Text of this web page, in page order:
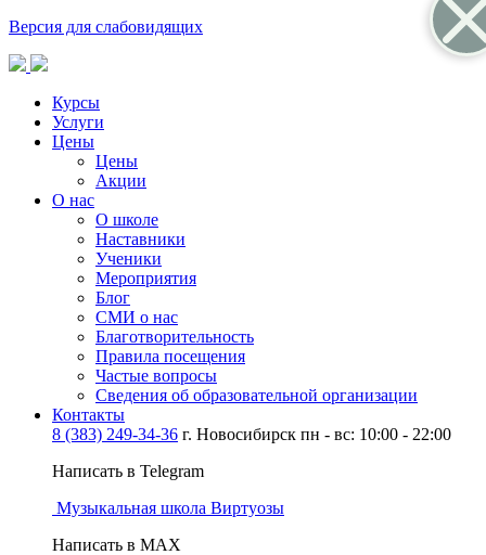
Версия для слабовидящих
Курсы
Услуги
Цены
Цены
Акции
О нас
О школе
Наставники
Ученики
Мероприятия
Блог
СМИ о нас
Благотворительность
Правила посещения
Частые вопросы
Сведения об образовательной организации
Контакты
8 (383) 249-34-36 г. Новосибирск пн - вс: 10:00 - 22:00
Написать в Telegram
Музыкальная школа Виртуозы
Написать в MAX